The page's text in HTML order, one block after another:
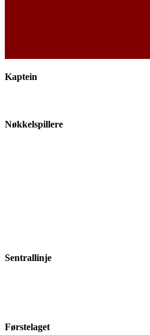
Kaptein
Nøkkelspillere
Sentrallinje
Førstelaget